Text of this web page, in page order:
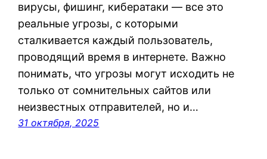
вирусы, фишинг, кибератаки — все это
реальные угрозы, с которыми
сталкивается каждый пользователь,
проводящий время в интернете. Важно
понимать, что угрозы могут исходить не
только от сомнительных сайтов или
неизвестных отправителей, но и…
31 октября, 2025